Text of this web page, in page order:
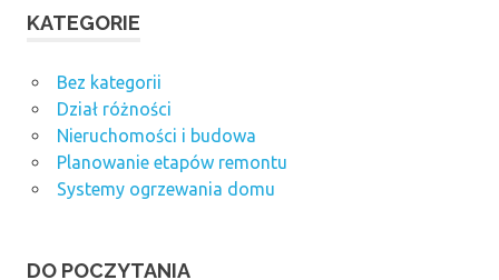
KATEGORIE
Bez kategorii
Dział różności
Nieruchomości i budowa
Planowanie etapów remontu
Systemy ogrzewania domu
DO POCZYTANIA